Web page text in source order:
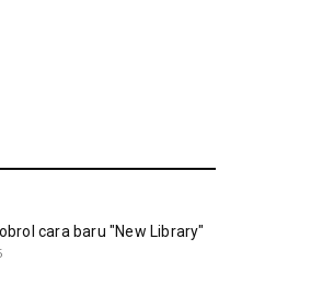
cara baru "New Library"